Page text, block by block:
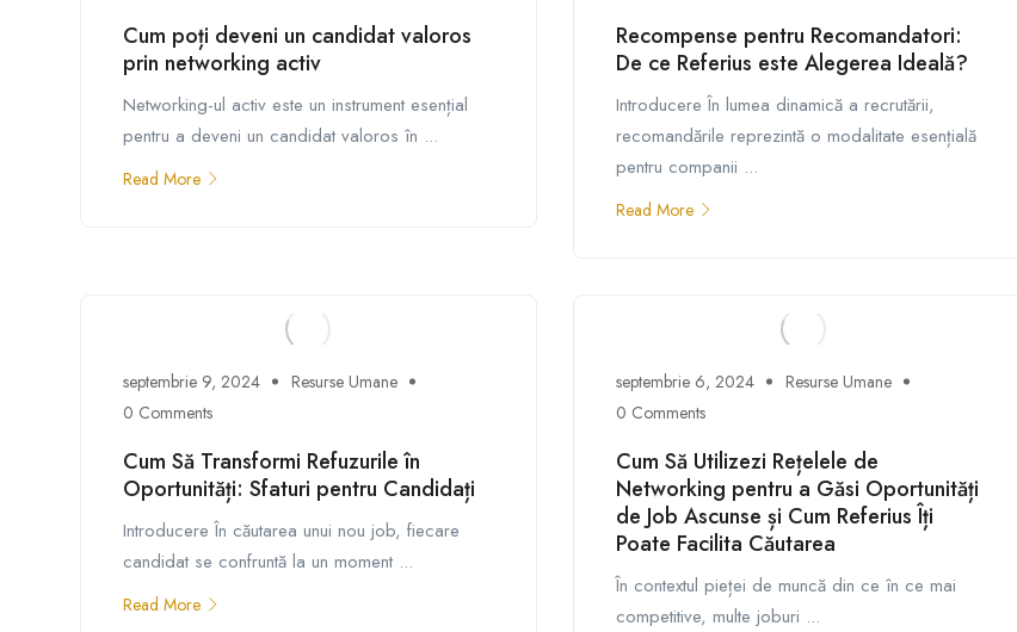
Cum poți deveni un candidat valoros
prin networking activ
Networking-ul activ este un instrument esențial
pentru a deveni un candidat valoros în ...
Read More
Recompense pentru Recomandatori:
De ce Referius este Alegerea Ideală?
Introducere În lumea dinamică a recrutării,
recomandările reprezintă o modalitate esențială
pentru companii ...
Read More
septembrie 9, 2024
Resurse Umane
0 Comments
Cum Să Transformi Refuzurile în
Oportunități: Sfaturi pentru Candidați
Introducere În căutarea unui nou job, fiecare
candidat se confruntă la un moment ...
Read More
septembrie 6, 2024
Resurse Umane
0 Comments
Cum Să Utilizezi Rețelele de
Networking pentru a Găsi Oportunități
de Job Ascunse și Cum Referius Îți
Poate Facilita Căutarea
În contextul pieței de muncă din ce în ce mai
competitive, multe joburi ...